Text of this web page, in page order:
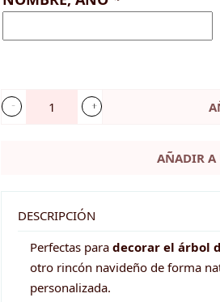
Adorno
Bola
CORONA
PRIMERA
NAVIDAD
AÑADIR A
DESCRIPCIÓN
Perfectas para decorar el árbol
otro rincón navideño de forma
personalizada.